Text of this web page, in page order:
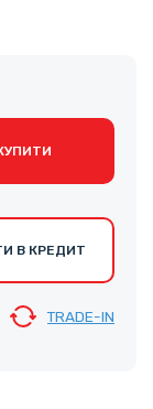
В КРЕДИТ
TRADE-IN